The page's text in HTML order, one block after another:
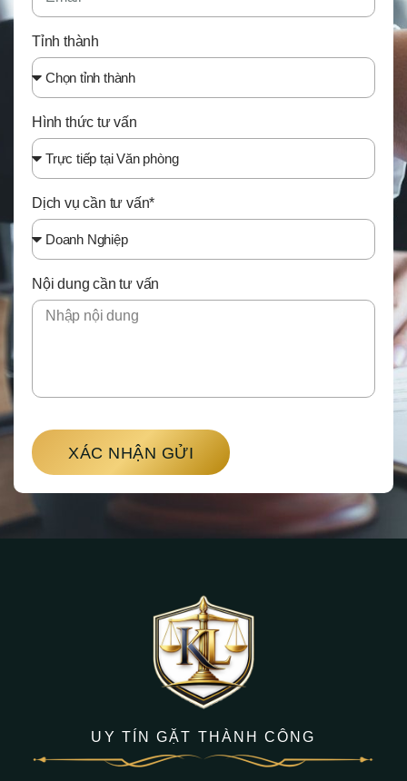
Tỉnh thành
Hình thức tư vấn
Dịch vụ cần tư vấn*
Nội dung cần tư vấn
XÁC NHẬN GỬI
UY TÍN GẶT THÀNH CÔNG